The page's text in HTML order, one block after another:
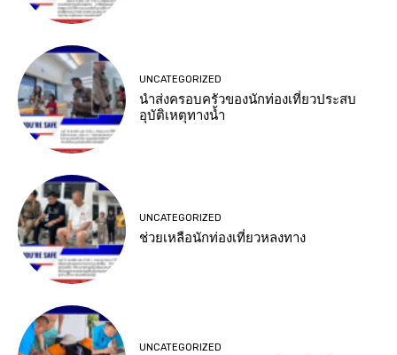
UNCATEGORIZED
นำส่งครอบครัวของนักท่องเที่ยวประสบ
อุบัติเหตุทางน้ำ
UNCATEGORIZED
ช่วยเหลือนักท่องเที่ยวหลงทาง
UNCATEGORIZED